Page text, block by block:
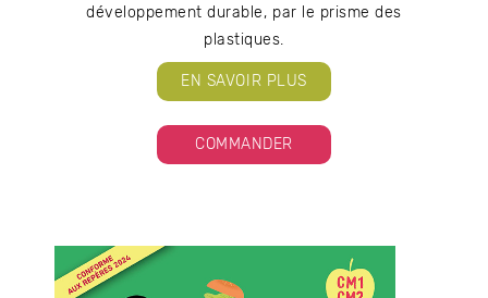
développement durable, par le prisme des
plastiques.
EN SAVOIR PLUS
COMMANDER